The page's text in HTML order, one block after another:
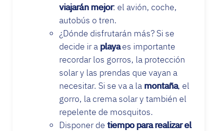
viajarán mejor: el avión, coche,
autobús o tren.
¿Dónde disfrutarán más? Si se
decide ir a playaes importante
recordar los gorros, la protección
solar y las prendas que vayan a
necesitar. Si se va a la montaña, el
gorro, la crema solar y también el
repelente de mosquitos.
Disponer de tiempo para realizar el